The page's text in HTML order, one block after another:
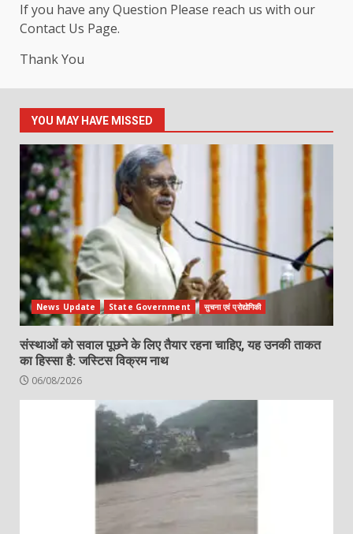
If you have any Question Please reach us with our
Contact Us Page.
Thank You
YOU MAY HAVE MISSED
News Update State Government सुचना एवं प्रोद्योगिकी
संस्थाओं को सवाल पूछने के लिए तैयार रहना चाहिए, यह उनकी ताकत
का हिस्सा है: जस्टिस विक्रम नाथ
06/08/2026